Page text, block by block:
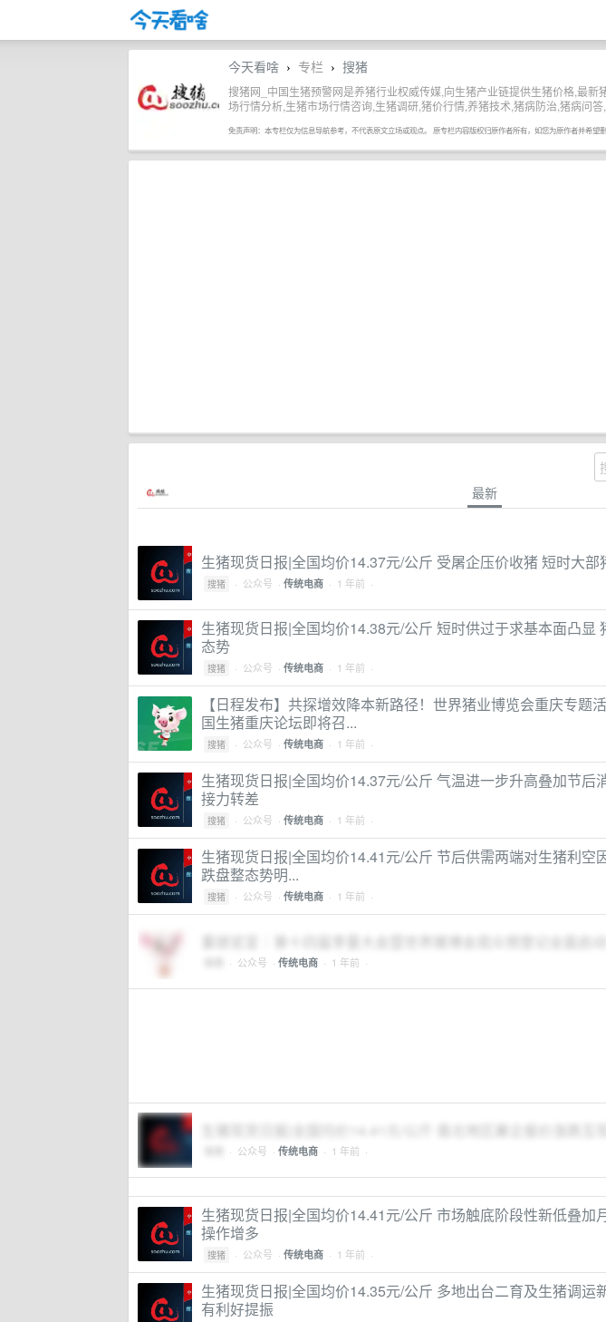
今天看啥 › 专栏 › 搜猪
搜猪网_中国生猪预警网是养猪行业权威传媒,向生猪产业链提供生猪价格,最新
场行情分析,生猪市场行情咨询,生猪调研,猪价行情,养猪技术,猪病防治,猪病问答,
免责声明：本专栏仅为信息导航参考，不代表原文立场或观点。 原专栏内容版权归原作者所有，如您为原作者并希望
最新
生猪现货日报|全国均价14.37元/公斤 受屠企压价收猪 短时大
搜猪 · 公众号 · 传统电商 · 1 年前 ·
生猪现货日报|全国均价14.38元/公斤 短时供过于求基本面凸显
态势
搜猪 · 公众号 · 传统电商 · 1 年前 ·
【日程发布】共探增效降本新路径！世界猪业博览会重庆专题
国生猪重庆论坛即将召...
搜猪 · 公众号 · 传统电商 · 1 年前 ·
生猪现货日报|全国均价14.37元/公斤 气温进一步升高叠加节后
接力转差
搜猪 · 公众号 · 传统电商 · 1 年前 ·
生猪现货日报|全国均价14.41元/公斤 节后供需两端对生猪利空
跌盘整态势明...
搜猪 · 公众号 · 传统电商 · 1 年前 ·
重磅官宣｜第十四届李曼大会暨世界猪博会观众预登记全面启
· 公众号 · 传统电商 · 1 年前 ·
生猪现货日报|全国均价14.41元/公斤 南北地区屠企报价涨跌互
· 公众号 · 传统电商 · 1 年前 ·
生猪现货日报|全国均价14.41元/公斤 市场触底阶段性新低叠加
操作增多
搜猪 · 公众号 · 传统电商 · 1 年前 ·
生猪现货日报|全国均价14.35元/公斤 多地出台二育及生猪调运
有利好提振